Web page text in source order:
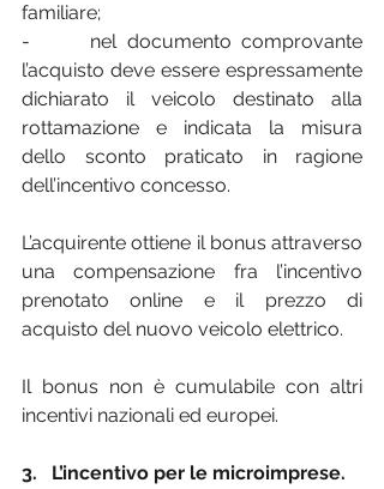
familiare;
-      nel documento comprovante
l’acquisto deve essere espressamente
dichiarato il veicolo destinato alla
rottamazione e indicata la misura
dello sconto praticato in ragione
dell’incentivo concesso.
L’acquirente ottiene il bonus attraverso
una compensazione fra l’incentivo
prenotato online e il prezzo di
acquisto del nuovo veicolo elettrico.
Il bonus non è cumulabile con altri
incentivi nazionali ed europei.
3.   L’incentivo per le microimprese.